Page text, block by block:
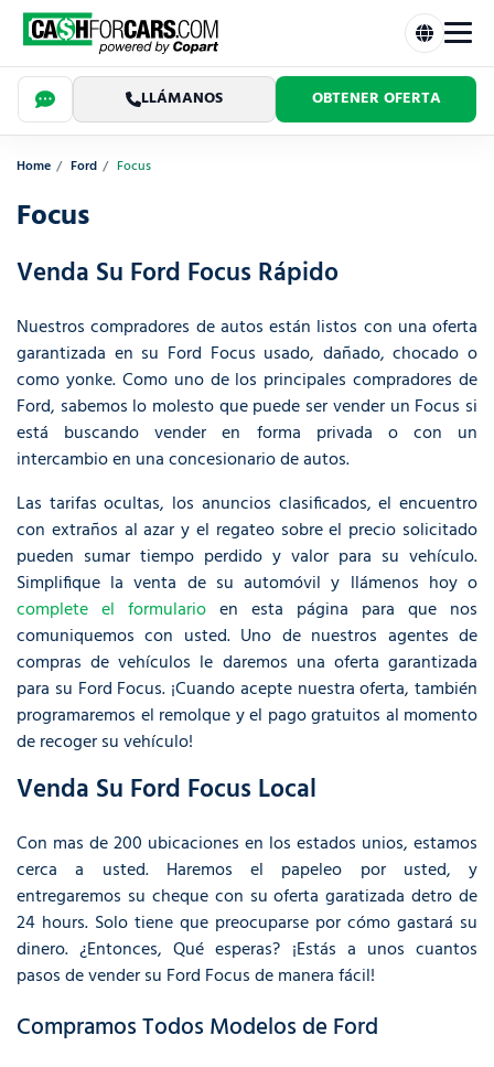
LLÁMANOS OBTENER OFERTA
Home Ford Focus
Focus
Venda Su Ford Focus Rápido
Nuestros compradores de autos están listos con una oferta
garantizada en su Ford Focus usado, dañado, chocado o
como yonke. Como uno de los principales compradores de
Ford, sabemos lo molesto que puede ser vender un Focus si
está buscando vender en forma privada o con un
intercambio en una concesionario de autos.
Las tarifas ocultas, los anuncios clasificados, el encuentro
con extraños al azar y el regateo sobre el precio solicitado
pueden sumar tiempo perdido y valor para su vehículo.
Simplifique la venta de su automóvil y llámenos hoy o
complete el formulario en esta página para que nos
comuniquemos con usted. Uno de nuestros agentes de
compras de vehículos le daremos una oferta garantizada
para su Ford Focus. ¡Cuando acepte nuestra oferta, también
programaremos el remolque y el pago gratuitos al momento
de recoger su vehículo!
Venda Su Ford Focus Local
Con mas de 200 ubicaciones en los estados unios, estamos
cerca a usted. Haremos el papeleo por usted, y
entregaremos su cheque con su oferta garatizada detro de
24 hours. Solo tiene que preocuparse por cómo gastará su
dinero. ¿Entonces, Qué esperas? ¡Estás a unos cuantos
pasos de vender su Ford Focus de manera fácil!
Compramos Todos Modelos de Ford